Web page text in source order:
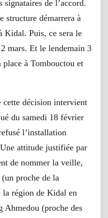
signataires de l’accord.
structure démarrera à
Kidal. Puis, ce sera le
mars. Et le lendemain 3
place à Tombouctou et
décision intervient
du samedi 18 février
l’installation
attitude justifiée par
de nommer la veille,
proche de la
la région de Kidal en
Ahmedou (proche des